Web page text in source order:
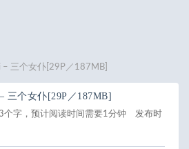
– 三个女仆[29P／187MB]
三个女仆[29P／187MB]
个字，预计阅读时间需要1分钟
发布时